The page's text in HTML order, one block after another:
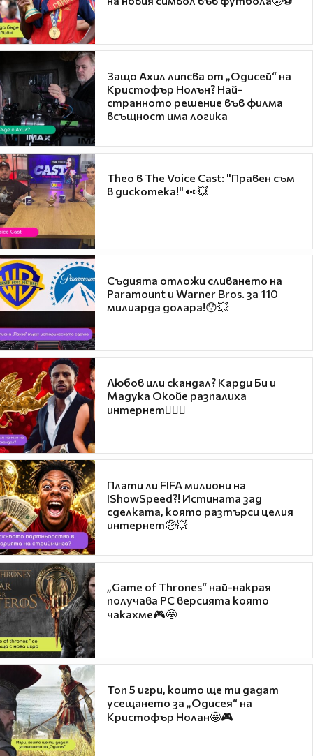
Защо Ахил липсва от „Одисей“ на
Кристофър Нолън? Най-
странното решение във филма
всъщност има логика
Theo в The Voice Cast: "Правен съм
в дискотека!" 👀💥
Съдията отложи сливането на
Paramount и Warner Bros. за 110
милиарда долара!😯💥
Любов или скандал? Карди Би и
Мадука Окойе разпалиха
интернет❤️‍🔥🔥
Плати ли FIFA милиони на
IShowSpeed?! Истината зад
сделката, която разтърси целия
интернет🤑💥
„Game of Thrones“ най-накрая
получава PC версията която
чакахме🎮🤩
Топ 5 игри, които ще ти дадат
усещането за „Одисея“ на
Кристофър Нолан🤩🎮